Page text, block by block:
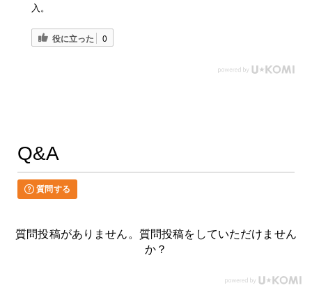
入。
役に立った 0
Q&A
質問する
質問投稿がありません。質問投稿をしていただけません
か？